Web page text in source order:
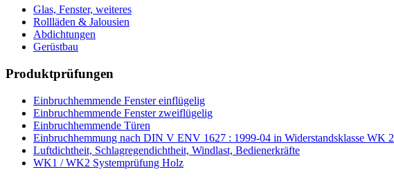
Glas, Fenster, weiteres
Rollläden & Jalousien
Abdichtungen
Gerüstbau
Produktprüfungen
Einbruchhemmende Fenster einflügelig
Einbruchhemmende Fenster zweiflügelig
Einbruchhemmende Türen
Einbruchhemmung nach DIN V ENV 1627 : 1999-04 in Widerstandsklasse WK 2
Luftdichtheit, Schlagregendichtheit, Windlast, Bedienerkräfte
WK1 / WK2 Systemprüfung Holz